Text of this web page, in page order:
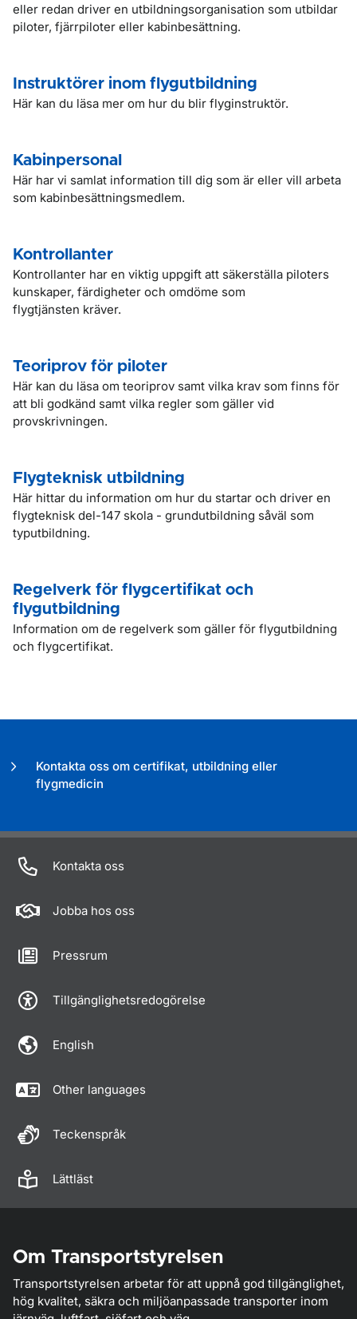
eller redan driver en utbildningsorganisation som utbildar
piloter, fjärrpiloter eller kabinbesättning.
Instruktörer inom flygutbildning
Här kan du läsa mer om hur du blir flyginstruktör.
Kabinpersonal
Här har vi samlat information till dig som är eller vill arbeta
som kabinbesättningsmedlem.
Kontrollanter
Kontrollanter har en viktig uppgift att säkerställa piloters
kunskaper, färdigheter och omdöme som
flygtjänsten kräver.
Teoriprov för piloter
Här kan du läsa om teoriprov samt vilka krav som finns för
att bli godkänd samt vilka regler som gäller vid
provskrivningen.
Flygteknisk utbildning
Här hittar du information om hur du startar och driver en
flygteknisk del-147 skola - grundutbildning såväl som
typutbildning.
Regelverk för flygcertifikat och
flygutbildning
Information om de regelverk som gäller för flygutbildning
och flygcertifikat.
Kontakta oss om certifikat, utbildning eller
flygmedicin
Kontakta oss
Jobba hos oss
Pressrum
Tillgänglighetsredogörelse
English
Other languages
Teckenspråk
Lättläst
Om Transportstyrelsen
Transportstyrelsen arbetar för att uppnå god tillgänglighet,
hög kvalitet, säkra och miljöanpassade transporter inom